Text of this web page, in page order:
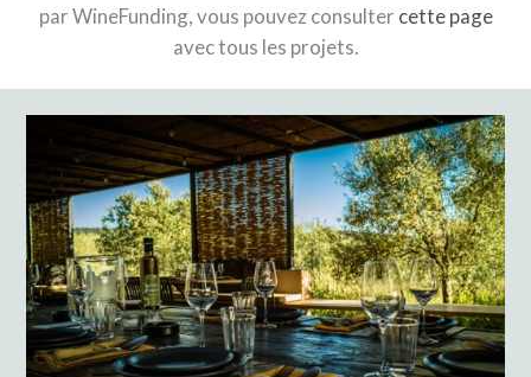
par WineFunding, vous pouvez consulter cette page
avec tous les projets.